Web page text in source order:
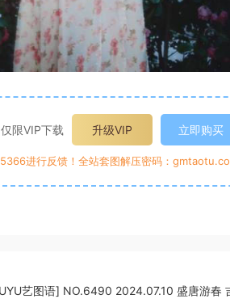
仅限VIP下载 升级VIP 立即购买
进行反馈！全站套图解压密码：
艺图语] NO.6490 2024.07.10 盛唐游春